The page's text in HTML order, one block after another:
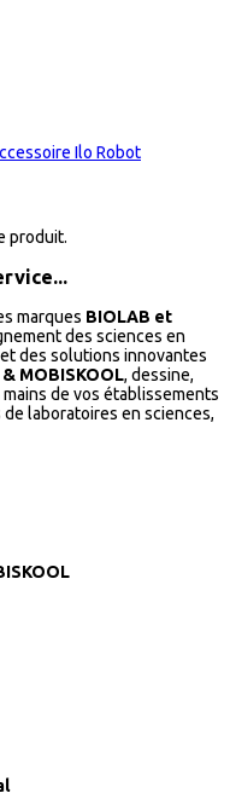
Ilo Robot
produit.
marques BIOLAB et
des sciences en
des solutions innovantes
MOBISKOOL, dessine,
de vos établissements
laboratoires en sciences,